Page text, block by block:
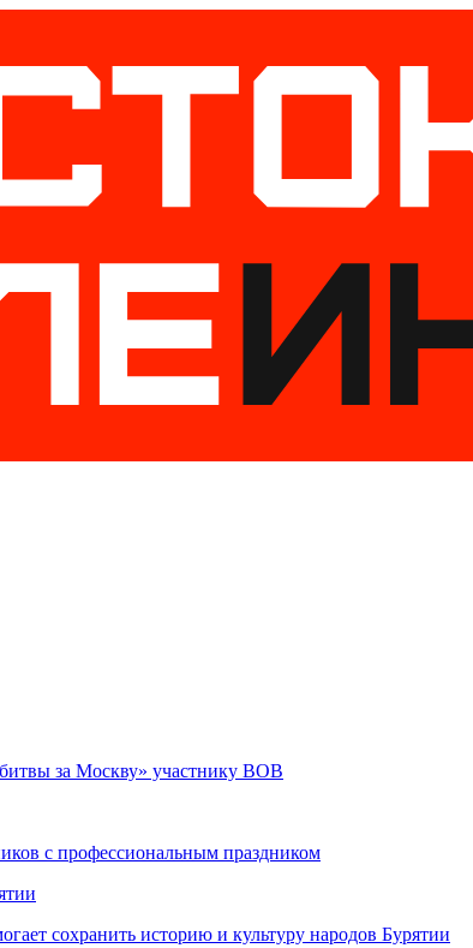
за Москву» участнику ВОВ
с профессиональным праздником
сохранить историю и культуру народов Бурятии